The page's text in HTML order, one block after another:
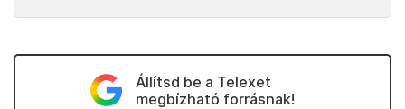
Állítsd be a Telexet
megbízható forrásnak!